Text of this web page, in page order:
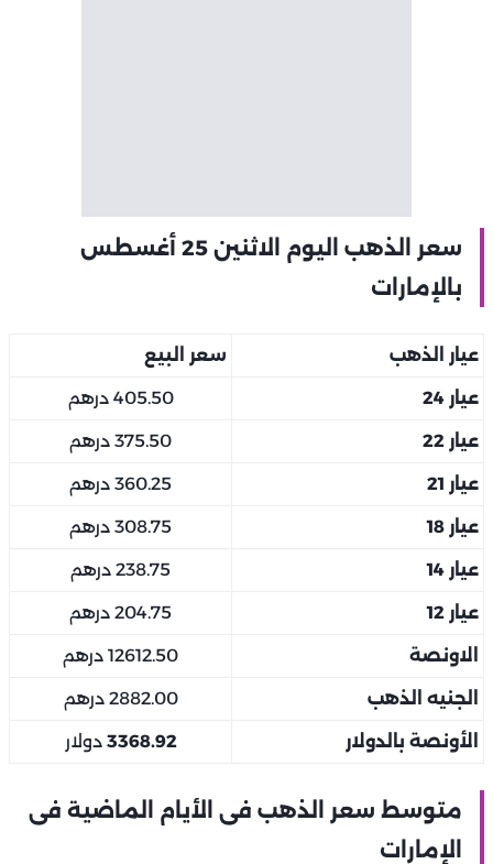
سعر الذهب اليوم الاثنين 25 أغسطس
بالإمارات
عيار الذهب سعر البيع
عيار 24 405.50 درهم
عيار 22 375.50 درهم
عيار 21 360.25 درهم
عيار 18 308.75 درهم
عيار 14 238.75 درهم
عيار 12 204.75 درهم
الاونصة 12612.50 درهم
الجنيه الذهب 2882.00 درهم
الأونصة بالدولار 3368.92 دولار
متوسط سعر الذهب فى الأيام الماضية فى
الإمارات